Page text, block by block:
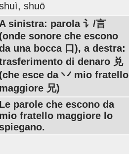
shuō
A sinistra: parola 讠/言
(onde sonore che escono
una bocca 口), a destra:
di denaro 兑
(che esce da 丷 mio fratello
maggiore 兄)
Le parole che escono da
mio fratello maggiore lo
spiegano.